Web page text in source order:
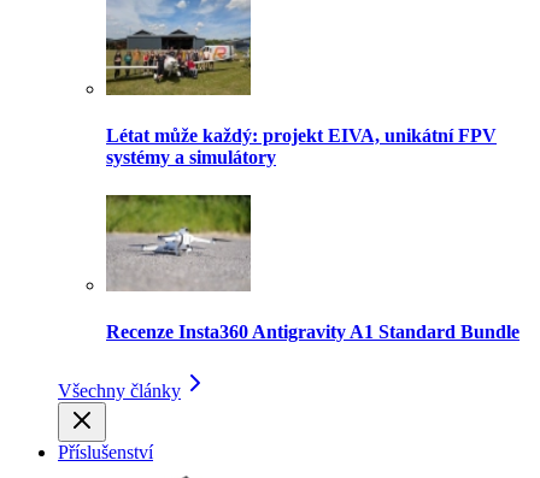
Létat může každý: projekt EIVA, unikátní FPV
systémy a simulátory
Recenze Insta360 Antigravity A1 Standard Bundle
Všechny články
Příslušenství